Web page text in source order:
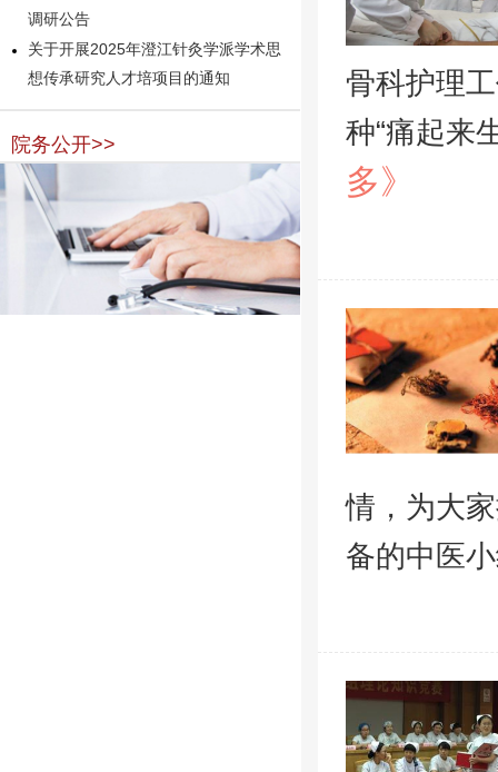
调研公告
关于开展2025年澄江针灸学派学术思
想传承研究人才培项目的通知
院务公开>>
骨科护理
种“痛起来
多》
情，为大
备的中医